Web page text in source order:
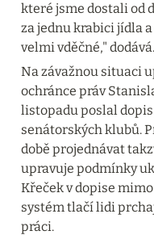
které jsme dostali od
za jednu krabici jídla
velmi vděčné," dodává.
Na závažnou situaci
ochránce práv
listopadu poslal
senátorských klubů.
době projednávat
upravuje podmínky
Křeček v dopise
systém tlačí lidi
práci.